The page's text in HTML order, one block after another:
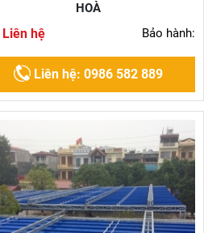
HOÀ
Liên hệ Bảo hành:
Liên hệ: 0986 582 889